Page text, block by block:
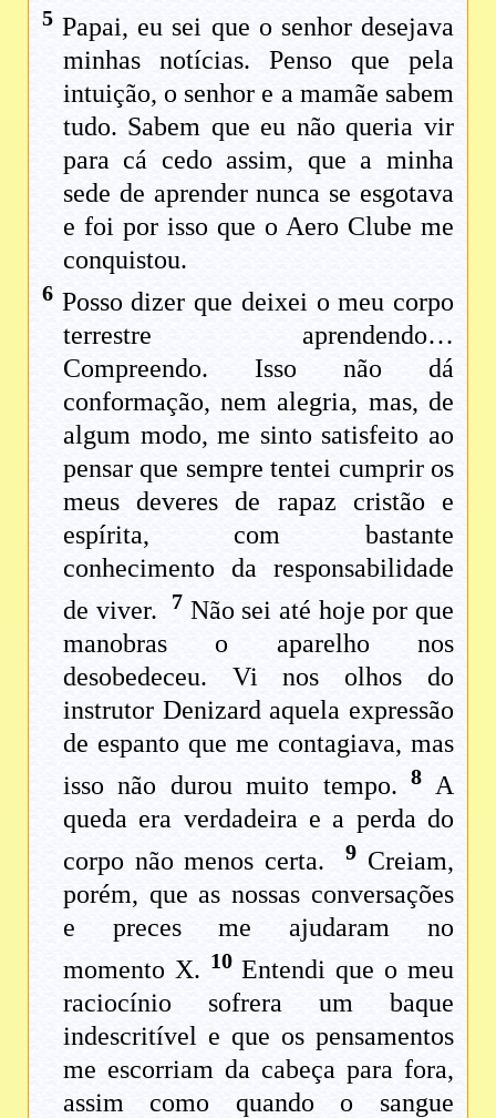
5 Papai, eu sei que o senhor desejava
minhas notícias. Penso que pela
intuição, o senhor e a mamãe sabem
tudo. Sabem que eu não queria vir
para cá cedo assim, que a minha
sede de aprender nunca se esgotava
e foi por isso que o Aero Clube me
conquistou.
6 Posso dizer que deixei o meu corpo
terrestre aprendendo…
Compreendo. Isso não dá
conformação, nem alegria, mas, de
algum modo, me sinto satisfeito ao
pensar que sempre tentei cumprir os
meus deveres de rapaz cristão e
espírita, com bastante
conhecimento da responsabilidade
de viver.
7 Não sei até hoje por que
manobras o aparelho nos
desobedeceu. Vi nos olhos do
instrutor Denizard aquela expressão
de espanto que me contagiava, mas
isso não durou muito tempo.8
A
queda era verdadeira e a perda do
corpo não menos certa.9 Creiam,
porém, que as nossas conversações
e preces me ajudaram no
momento X. 10Entendi que o meu
raciocínio sofrera um baque
indescritível e que os pensamentos
me escorriam da cabeça para fora,
assim como quando o sangue